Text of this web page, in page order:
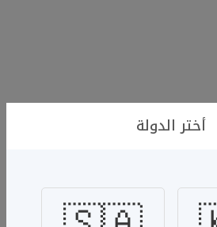
3حبات
أختر الدولة